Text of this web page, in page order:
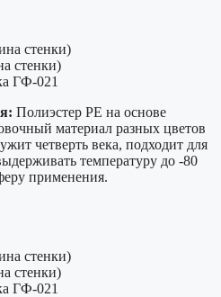
стенки)
стенки)
ГФ-021
Полиэстер PE на основе
материал разных цветов
четверть века, подходит для
температуру до -80
применения.
стенки)
стенки)
ГФ-021